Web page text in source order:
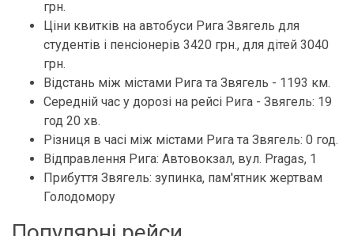
грн.
Ціни квитків на автобуси Рига Звягель для
студентів і пенсіонерів 3420 грн., для дітей 3040
грн.
Відстань між містами Рига та Звягель - 1193 км.
Середній час у дорозі на рейсі Рига - Звягель: 19
год 20 хв.
Різниця в часі між містами Рига та Звягель: 0 год.
Відправлення Рига: Автовокзал, вул. Pragas, 1
Прибуття Звягель: зупинка, пам'ятник жертвам
Голодомору